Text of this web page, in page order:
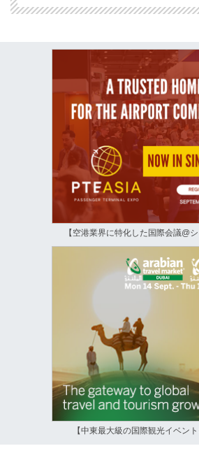
【空港業界に特化した国際会議@シ
【中東最大級の国際観光イベント